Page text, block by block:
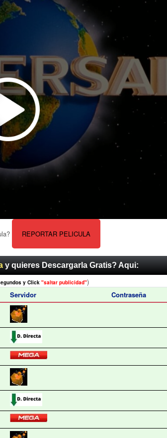
REPORTAR PELICULA
y quieres Descargarla Gratis? Aqui:
y Click "saltar publicidad")
Servidor Contraseña